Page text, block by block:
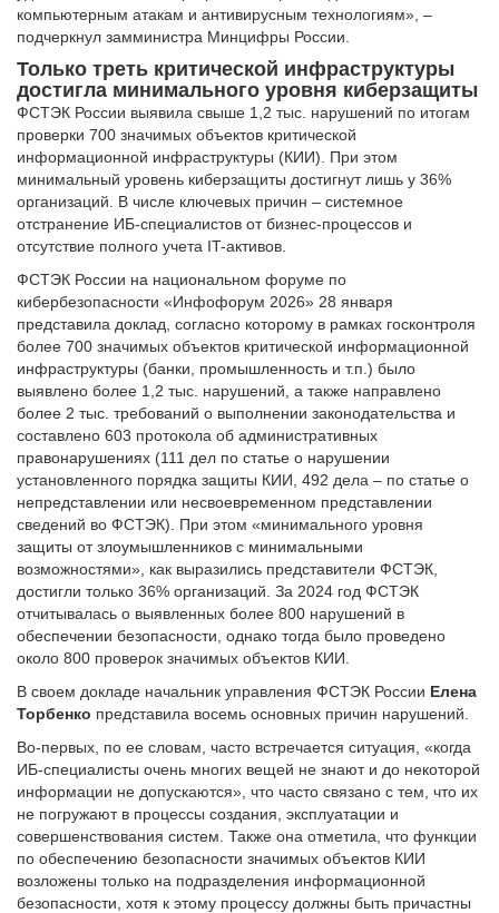
компьютерным атакам и антивирусным технологиям», –
подчеркнул замминистра Минцифры России.
Только треть критической инфраструктуры
достигла минимального уровня киберзащиты
ФСТЭК России выявила свыше 1,2 тыс. нарушений по итогам
проверки 700 значимых объектов критической
информационной инфраструктуры (КИИ). При этом
минимальный уровень киберзащиты достигнут лишь у 36%
организаций. В числе ключевых причин – системное
отстранение ИБ-специалистов от бизнес-процессов и
отсутствие полного учета IT-активов.
ФСТЭК России на национальном форуме по
кибербезопасности «Инфофорум 2026» 28 января
представила доклад, согласно которому в рамках госконтроля
более 700 значимых объектов критической информационной
инфраструктуры (банки, промышленность и т.п.) было
выявлено более 1,2 тыс. нарушений, а также направлено
более 2 тыс. требований о выполнении законодательства и
составлено 603 протокола об административных
правонарушениях (111 дел по статье о нарушении
установленного порядка защиты КИИ, 492 дела – по статье о
непредставлении или несвоевременном представлении
сведений во ФСТЭК). При этом «минимального уровня
защиты от злоумышленников с минимальными
возможностями», как выразились представители ФСТЭК,
достигли только 36% организаций. За 2024 год ФСТЭК
отчитывалась о выявленных более 800 нарушений в
обеспечении безопасности, однако тогда было проведено
около 800 проверок значимых объектов КИИ.
В своем докладе начальник управления ФСТЭК России Елена
Торбенко представила восемь основных причин нарушений.
Во-первых, по ее словам, часто встречается ситуация, «когда
ИБ-специалисты очень многих вещей не знают и до некоторой
информации не допускаются», что часто связано с тем, что их
не погружают в процессы создания, эксплуатации и
совершенствования систем. Также она отметила, что функции
по обеспечению безопасности значимых объектов КИИ
возложены только на подразделения информационной
безопасности, хотя к этому процессу должны быть причастны